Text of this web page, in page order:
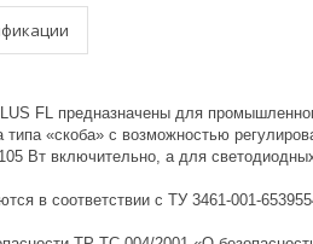
FL предназначены для
«скоба» с возможностью
Вт включительно, а для
в соответствии с ТУ 3461-001-